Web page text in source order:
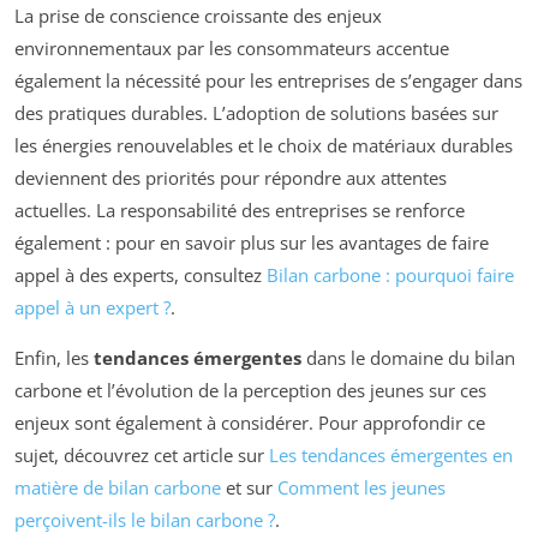
La prise de conscience croissante des enjeux
environnementaux par les consommateurs accentue
également la nécessité pour les entreprises de s’engager dans
des pratiques durables. L’adoption de solutions basées sur
les énergies renouvelables et le choix de matériaux durables
deviennent des priorités pour répondre aux attentes
actuelles. La responsabilité des entreprises se renforce
également : pour en savoir plus sur les avantages de faire
appel à des experts, consultez Bilan carbone : pourquoi faire
appel à un expert ?.
Enfin, les tendances émergentes dans le domaine du bilan
carbone et l’évolution de la perception des jeunes sur ces
enjeux sont également à considérer. Pour approfondir ce
sujet, découvrez cet article sur Les tendances émergentes en
matière de bilan carbone et sur Comment les jeunes
perçoivent-ils le bilan carbone ?.